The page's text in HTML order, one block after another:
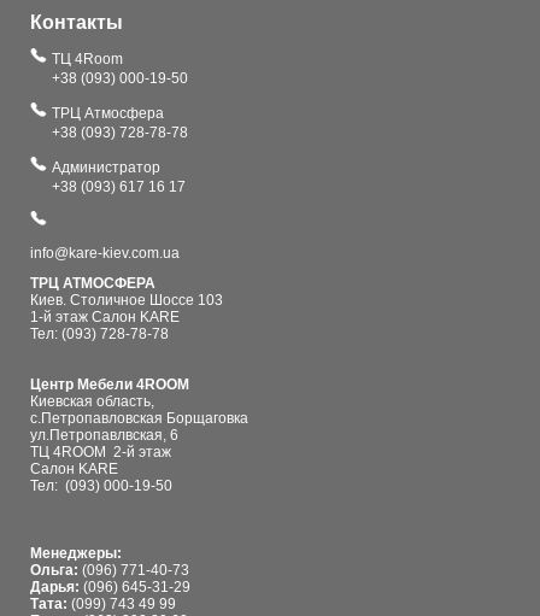
Контакты
ТЦ 4Room
+38 (093) 000-19-50
ТРЦ Атмосфера
+38 (093) 728-78-78
Администратор
+38 (093) 617 16 17
info@kare-kiev.com.ua
ТРЦ АТМОСФЕРА
Киев. Столичное Шоссе 103
1-й этаж Салон KARE
Тел: (093) 728-78-78
Центр Мебели 4ROOM
Киевская область,
с.Петропавловская Борщаговка
ул.Петропавлвская, 6
ТЦ 4ROOM 2-й этаж
Салон KARE
Тел: (093) 000-19-50
Менеджеры:
Ольга: (096) 771-40-73
Дарья: (096) 645-31-29
Тата: (099) 743 49 99